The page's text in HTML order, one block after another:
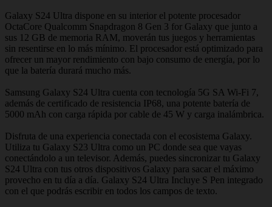
Galaxy S24 Ultra dispone en su interior el potente procesador
OctaCore Qualcomm Snapdragon 8 Gen 3 for Galaxy que junto a
sus 12 GB de memoria RAM, moverán tus juegos y herramientas
sin resentirse en lo más mínimo. El procesador está optimizado para
ofrecer un mayor rendimiento con bajo consumo de energía, por lo
que la batería durará mucho más.
Samsung Galaxy S24 Ultra cuenta con tecnología 5G SA Wi-Fi 7,
además de certificado de resistencia IP68, una potente batería de
5000 mAh con carga rápida por cable de 45 W y carga inalámbrica.
Disfruta de una experiencia conectada con el ecosistema Galaxy.
Utiliza tu Galaxy S23 Ultra como un PC donde sea que vayas
conectándolo a un televisor. Además, puedes sincronizar tu Galaxy
S24 Ultra con tus otros dispositivos Galaxy para sacar el máximo
provecho en tu día a día. Galaxy S24 Ultra Incluye S Pen integrado
con el que podrás escribir en todos los campos de texto.